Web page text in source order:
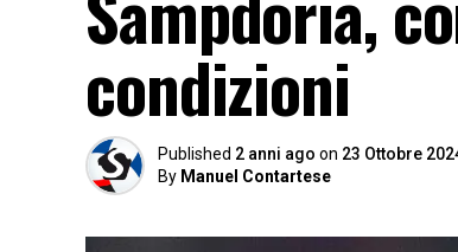
condizioni
Published 2 anni ago on 23 Ottobre
By Manuel Contartese